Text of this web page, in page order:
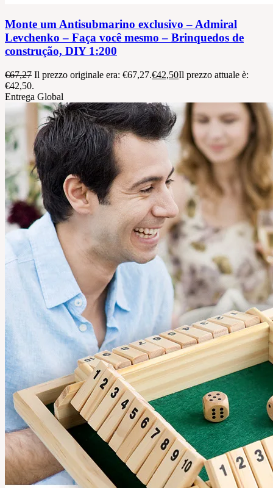
Monte um Antisubmarino exclusivo – Admiral
Levchenko – Faça você mesmo – Brinquedos de
construção, DIY 1:200
€67,27 Il prezzo originale era: €67,27.€42,50Il prezzo attuale è:
€42,50.
Entrega Global